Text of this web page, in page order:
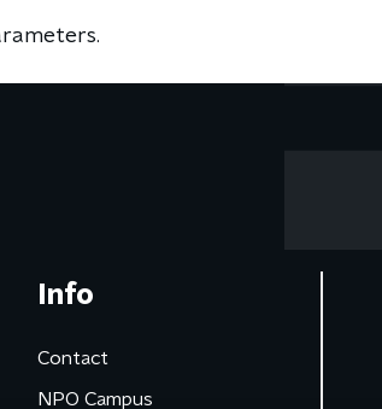
Info
Contact
NPO Campus